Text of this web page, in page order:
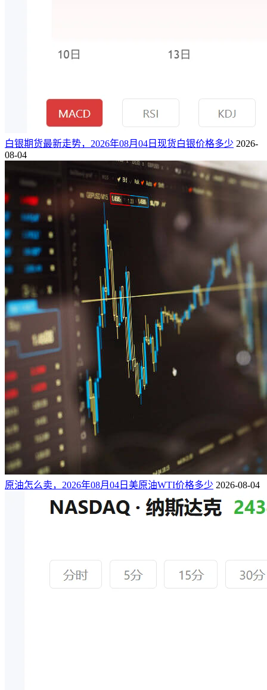
白银期货最新走势，2026年08月04日现货白银价格多少 2026-
08-04
原油怎么卖，2026年08月04日美原油WTI价格多少 2026-08-04